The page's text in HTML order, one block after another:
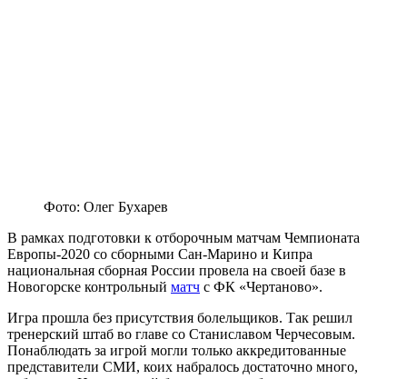
Фото: Олег Бухарев
В рамках подготовки к отборочным матчам Чемпионата
Европы-2020 со сборными Сан-Марино и Кипра
национальная сборная России провела на своей базе в
Новогорске контрольный матч с ФК «Чертаново».
Игра прошла без присутствия болельщиков. Так решил
тренерский штаб во главе со Станиславом Черчесовым.
Понаблюдать за игрой могли только аккредитованные
представители СМИ, коих набралось достаточно много,